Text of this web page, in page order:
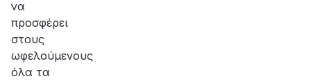
να
προσφέρει
στους
ωφελούμενους
όλα τα